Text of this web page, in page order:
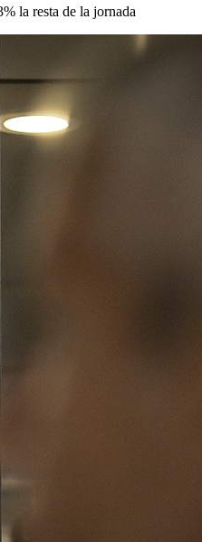
la resta de la jornada